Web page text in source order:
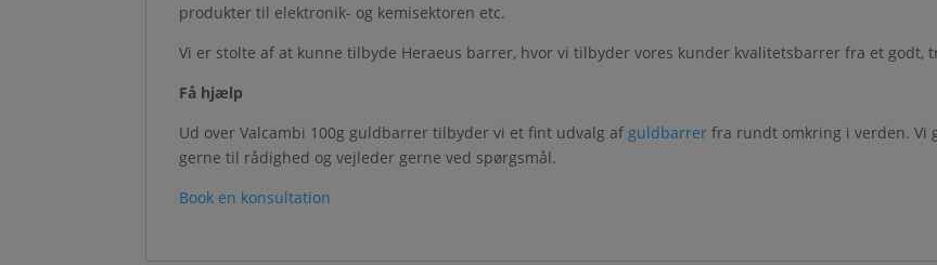
produkter til elektronik- og kemisektoren etc.
Vi er stolte af at kunne tilbyde Heraeus barrer, hvor vi tilbyder vores kunder kvalitetsbarrer fra et
Få hjælp
Ud over Valcambi 100g guldbarrer tilbyder vi et fint udvalg af guldbarrer fra rundt omkring i verden. Vi
gerne til rådighed og vejleder gerne ved spørgsmål.
Book en konsultation